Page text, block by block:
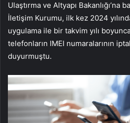
Ulaştırma ve Altyapı Bakanlığı’na
İletişim Kurumu, ilk kez 2024
uygulama ile bir takvim yılı
telefonların IMEI numaralarının
duyurmuştu.